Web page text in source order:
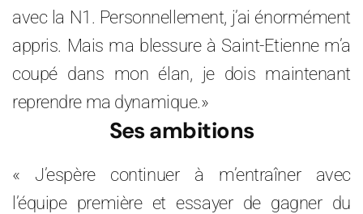
avec la N1. Personnellement, j’ai énormément
appris. Mais ma blessure à Saint-Etienne m’a
coupé dans mon élan, je dois maintenant
reprendre ma dynamique.»
Ses ambitions
« J’espère continuer à m’entraîner avec
l’équipe première et essayer de gagner du